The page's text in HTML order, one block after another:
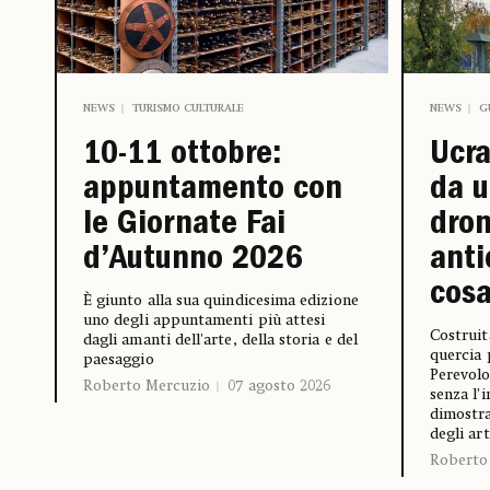
NEWS TURISMO CULTURALE
10-11 ottobre:
appuntamento con
le Giornate Fai
d’Autunno 2026
È giunto alla sua quindicesima edizione
uno degli appuntamenti più attesi
dagli amanti dell'arte, della storia e del
paesaggio
Roberto Mercuzio
07 agosto 2026
NEWS
da
quercia
senza
degli
Roberto